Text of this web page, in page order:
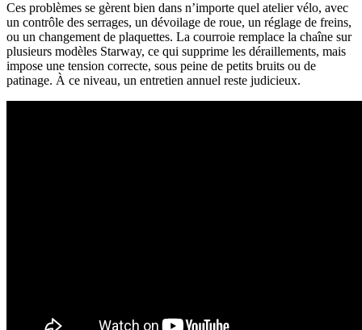
Ces problèmes se gèrent bien dans n’importe quel atelier vélo, avec
un contrôle des serrages, un dévoilage de roue, un réglage de freins,
ou un changement de plaquettes. La courroie remplace la chaîne sur
plusieurs modèles Starway, ce qui supprime les déraillements, mais
impose une tension correcte, sous peine de petits bruits ou de
patinage. À ce niveau, un entretien annuel reste judicieux.